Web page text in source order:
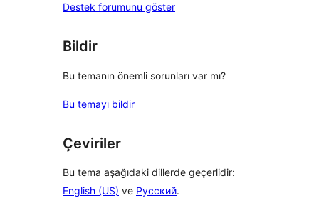
Destek forumunu göster
Bildir
Bu temanın önemli sorunları var mı?
Bu temayı bildir
Çeviriler
Bu tema aşağıdaki dillerde geçerlidir:
English (US) ve Русский.